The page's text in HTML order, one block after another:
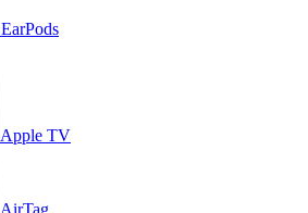
EarPods
Apple TV